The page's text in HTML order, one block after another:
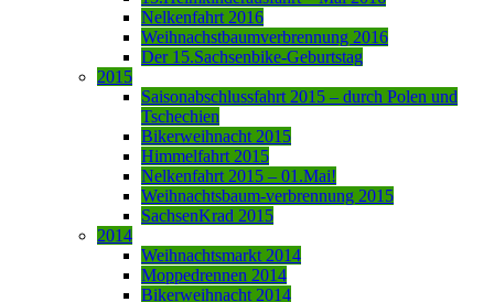
Nelkenfahrt 2016
Weihnachstbaumverbrennung 2016
Der 15.Sachsenbike-Geburtstag
2015
Saisonabschlussfahrt 2015 – durch Polen und
Tschechien
Bikerweihnacht 2015
Himmelfahrt 2015
Nelkenfahrt 2015 – 01.Mai!
Weihnachtsbaum-verbrennung 2015
SachsenKrad 2015
2014
Weihnachtsmarkt 2014
Moppedrennen 2014
Bikerweihnacht 2014